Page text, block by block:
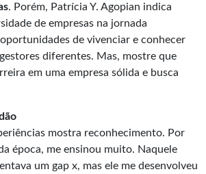
. Porém, Patrícia Y. Agopian indica
de empresas na jornada
de vivenciar e conhecer
diferentes. Mas, mostre que
em uma empresa sólida e busca
mostra reconhecimento. Por
época, me ensinou muito. Naquele
um gap x, mas ele me desenvolveu